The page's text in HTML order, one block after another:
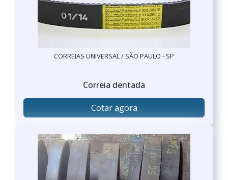
CORREIAS UNIVERSAL / SÃO PAULO - SP
Correia dentada
Cotar agora